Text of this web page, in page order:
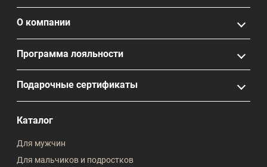
О компании
Программа лояльности
Подарочные сертификаты
Каталог
Для мужчин
Для мальчиков и подростков